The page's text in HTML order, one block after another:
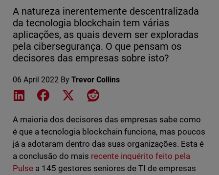
A natureza inerentemente descentralizada
da tecnologia blockchain tem várias
aplicações, as quais devem ser exploradas
pela cibersegurança. O que pensam os
decisores das empresas sobre isto?
06 April 2022 By Trevor Collins
Share on LinkedIn
Share on Facebook
Share on XShare on Reddit
A maioria dos decisores das empresas sabe como
é que a tecnologia blockchain funciona, mas poucos
já a adotaram dentro das suas organizações. Esta é
a conclusão do mais recente inquérito feito pela
Pulsea 145 gestores seniores de TI de empresas